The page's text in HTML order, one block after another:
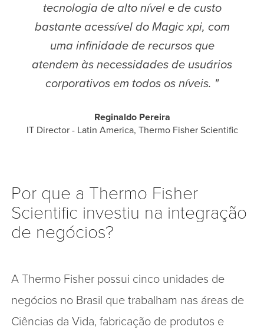
tecnologia de alto nível e de custo
bastante acessível do Magic xpi, com
uma infinidade de recursos que
atendem às necessidades de usuários
corporativos em todos os níveis. "
Reginaldo Pereira
IT Director - Latin America, Thermo Fisher Scientific
Por que a Thermo Fisher
Scientific investiu na integração
de negócios?
A Thermo Fisher possui cinco unidades de
negócios no Brasil que trabalham nas áreas de
Ciências da Vida, fabricação de produtos e